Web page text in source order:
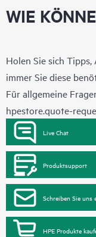
WIE
Holen Sie sich
immer Sie diese
Für allgemeine
hpestore.quote-
Live Chat
Produktsupport
Schreiben Sie uns
HPE Produkte